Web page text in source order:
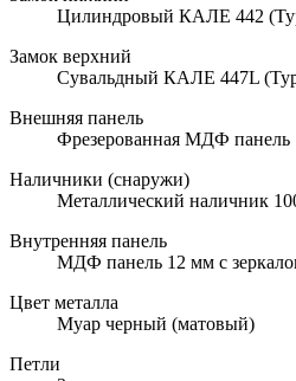
Цилиндровый КАЛЕ 442
Замок верхний
Сувальдный КАЛЕ 447L
Внешняя панель
Фрезерованная МДФ панель
Наличники (снаружи)
Металлический наличник
Внутренняя панель
МДФ панель 12 мм с
Цвет металла
Муар черный (матовый)
Петли